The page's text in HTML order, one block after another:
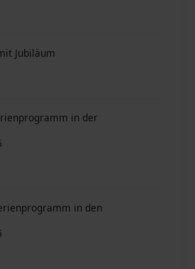
Jubiläum
in der
in den